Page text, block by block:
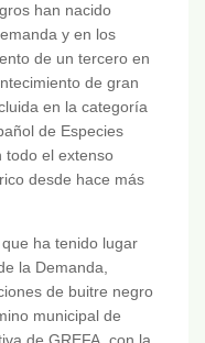
han nacido
y en los
de un tercero en
de gran
en la categoría
de Especies
todo el extenso
desde hace más
ha tenido lugar
la Demanda,
de buitre negro
municipal de